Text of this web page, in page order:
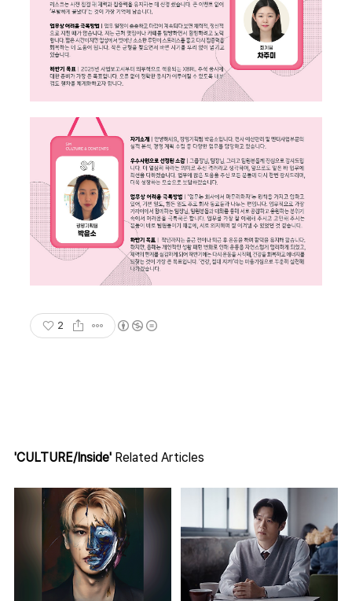
2
'CULTURE/Inside' Related Articles